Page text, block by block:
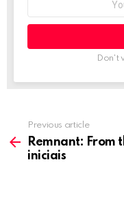
Don't
more
Previous article
Remnant: From
iniciais